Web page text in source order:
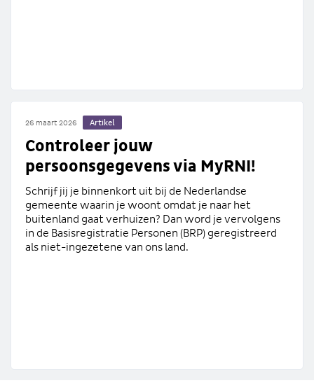
26 maart 2026 Artikel
Controleer jouw
persoonsgegevens via MyRNI!
Schrijf jij je binnenkort uit bij de Nederlandse
gemeente waarin je woont omdat je naar het
buitenland gaat verhuizen? Dan word je vervolgens
in de Basisregistratie Personen (BRP) geregistreerd
als niet-ingezetene van ons land.